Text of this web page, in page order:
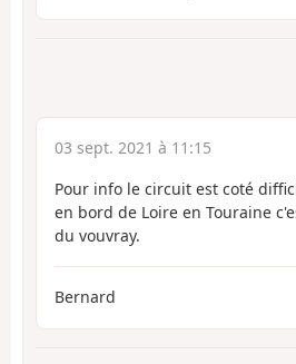
03 sept. 2021 à 11:15
Pour info le circuit est coté
en bord de Loire en Touraine
du vouvray.
Bernard